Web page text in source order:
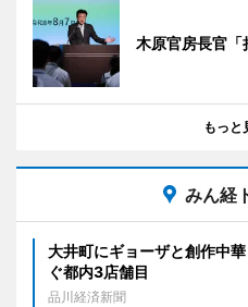
木原官房長官「
もっと
みん経
大井町にギョーザと創作中
ぐ都内3店舗目
品川経済新聞